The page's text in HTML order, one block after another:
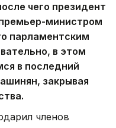
чего президент
министром
парламентским
в этом
в последний
закрывая
членов